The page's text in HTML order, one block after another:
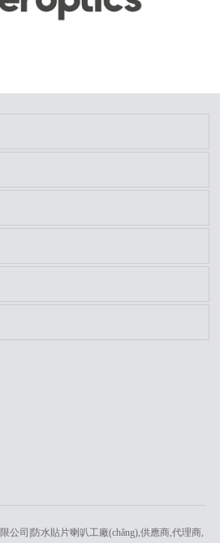
公司|防水貼片喇叭工廠(chǎng),供應商,代理商,